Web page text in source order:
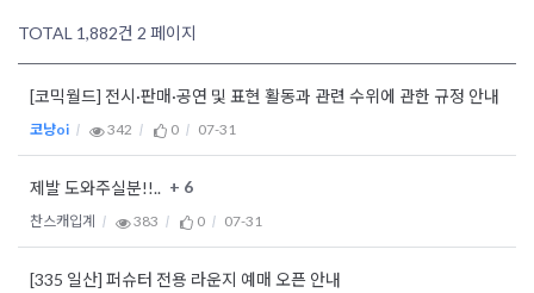
TOTAL 1,882건 2 페이지
[코믹월드] 전시·판매·공연 및 표현 활동과 관련 수위에 관한 규정 안내
코냥oi 342 0 07-31
제발 도와주실분!!.. + 6
찬스캐입계 383 0 07-31
[335 일산] 퍼슈터 전용 라운지 예매 오픈 안내